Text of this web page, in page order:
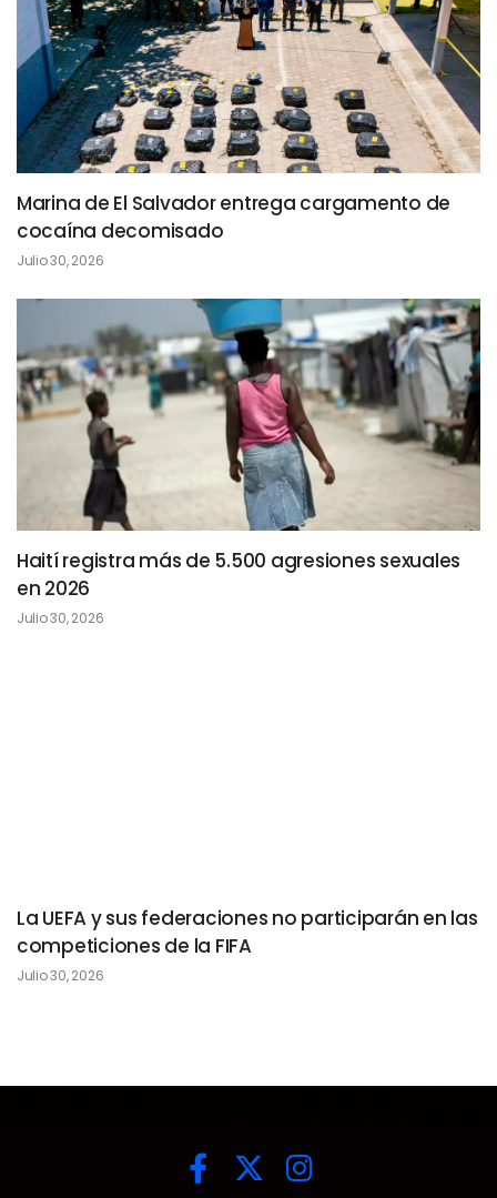
Marina de El Salvador entrega cargamento de
cocaína decomisado
Julio 30, 2026
Haití registra más de 5.500 agresiones sexuales
en 2026
Julio 30, 2026
La UEFA y sus federaciones no participarán en las
competiciones de la FIFA
Julio 30, 2026